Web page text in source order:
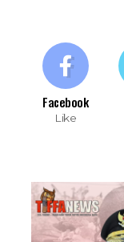
Facebook
Like